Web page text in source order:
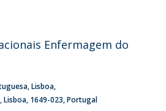
Enfermagem do
Lisboa
Lisboa 1649-023 Portugal